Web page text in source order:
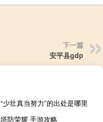
下一篇
安平县gdp
“少壮真当努力”的出处是哪里
塔防荣耀 手游攻略